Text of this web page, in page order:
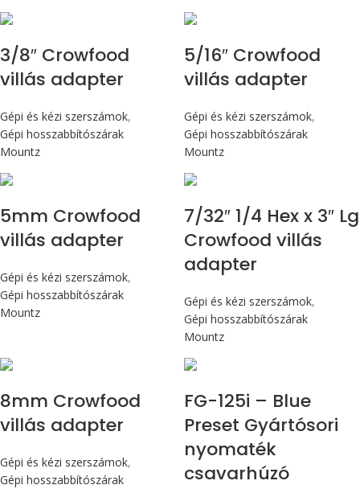
3/8″ Crowfood
villás adapter
Gépi és kézi szerszámok,
Gépi hosszabbítószárak
Mountz
5/16″ Crowfood
villás adapter
Gépi és kézi szerszámok,
Gépi hosszabbítószárak
Mountz
5mm Crowfood
villás adapter
Gépi és kézi szerszámok,
Gépi hosszabbítószárak
Mountz
7/32″ 1/4 Hex x 3″ Lg
Crowfood villás
adapter
Gépi és kézi szerszámok,
Gépi hosszabbítószárak
Mountz
8mm Crowfood
villás adapter
Gépi és kézi szerszámok,
Gépi hosszabbítószárak
FG-125i – Blue
Preset Gyártósori
nyomaték
csavarhúzó